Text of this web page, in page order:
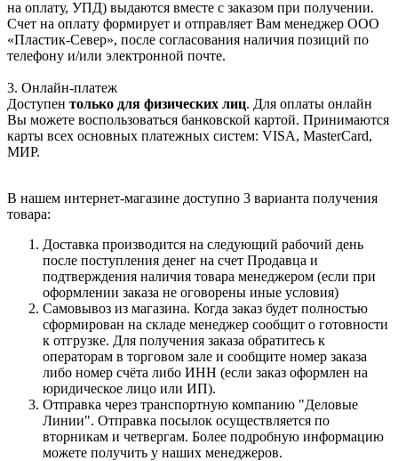
на оплату, УПД) выдаются вместе с заказом при получении.
Счет на оплату формирует и отправляет Вам менеджер ООО
«Пластик-Север», после согласования наличия позиций по
телефону и/или электронной почте.
3. Онлайн-платеж
Доступен только для физических лиц. Для оплаты онлайн
Вы можете воспользоваться банковской картой. Принимаются
карты всех основных платежных систем: VISA, MasterCard,
МИР.
В нашем интернет-магазине доступно 3 варианта получения
товара:
Доставка производится на следующий рабочий день
после поступления денег на счет Продавца и
подтверждения наличия товара менеджером (если при
оформлении заказа не оговорены иные условия)
Самовывоз из магазина. Когда заказ будет полностью
сформирован на складе менеджер сообщит о готовности
к отгрузке. Для получения заказа обратитесь к
операторам в торговом зале и сообщите номер заказа
либо номер счёта либо ИНН (если заказ оформлен на
юридическое лицо или ИП).
Отправка через транспортную компанию "Деловые
Линии". Отправка посылок осуществляется по
вторникам и четвергам. Более подробную информацию
можете получить у наших менеджеров.